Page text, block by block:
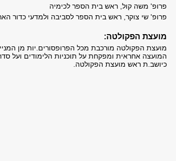
פרופ' משה קול, ראש בית הספר לכימיה
פרופ' שי צוקר, ראש בית הספר לסביבה ולמדעי כדור
מועצת הפקולטה:
מועצת הפקולטה מורכבת מכל הפרופסורים.יות מן
המועצה אחראית ומפקחת על תוכניות הלימודים ועל
כיושב.ת ראש מועצת הפקולטה.